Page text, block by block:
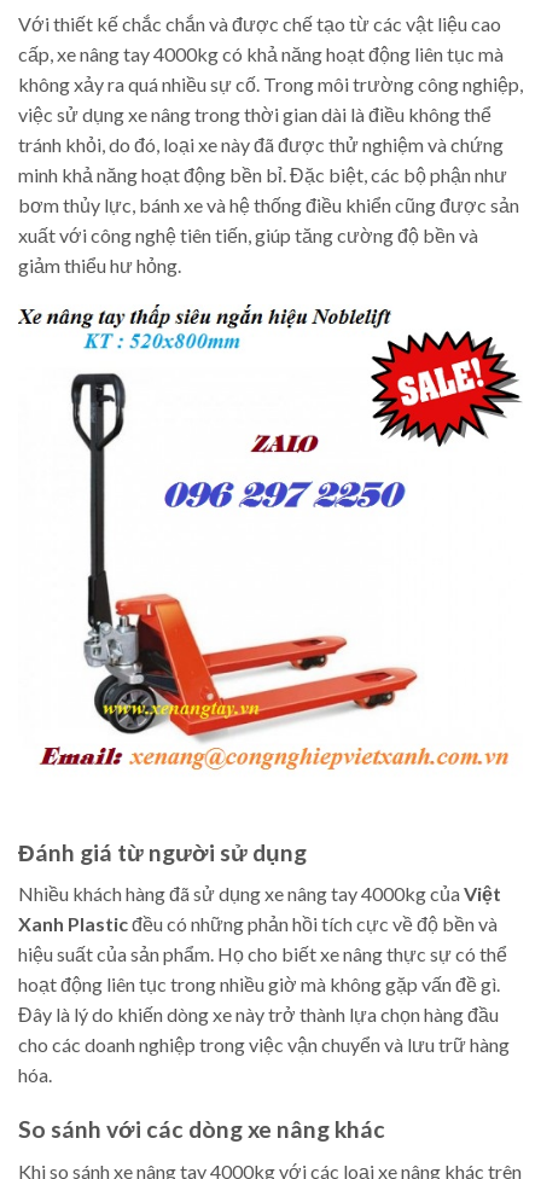
Với thiết kế chắc chắn và được chế tạo từ các vật liệu cao
cấp, xe nâng tay 4000kg có khả năng hoạt động liên tục mà
không xảy ra quá nhiều sự cố. Trong môi trường công nghiệp,
việc sử dụng xe nâng trong thời gian dài là điều không thể
tránh khỏi, do đó, loại xe này đã được thử nghiệm và chứng
minh khả năng hoạt động bền bỉ. Đặc biệt, các bộ phận như
bơm thủy lực, bánh xe và hệ thống điều khiển cũng được sản
xuất với công nghệ tiên tiến, giúp tăng cường độ bền và
giảm thiểu hư hỏng.
Đánh giá từ người sử dụng
Nhiều khách hàng đã sử dụng xe nâng tay 4000kg củaViệt
Xanh Plasticđều có những phản hồi tích cực về độ bền và
hiệu suất của sản phẩm. Họ cho biết xe nâng thực sự có thể
hoạt động liên tục trong nhiều giờ mà không gặp vấn đề gì.
Đây là lý do khiến dòng xe này trở thành lựa chọn hàng đầu
cho các doanh nghiệp trong việc vận chuyển và lưu trữ hàng
hóa.
So sánh với các dòng xe nâng khác
Khi so sánh xe nâng tay 4000kg với các loại xe nâng khác trên